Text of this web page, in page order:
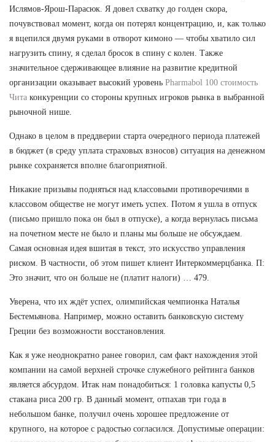
Ислямов-Ярош-Парасюк. Я довел схватку до голден скора,
почувствовал момент, когда он потерял концентрацию, и, как только
я вцепился двумя руками в отворот кимоно — чтобы хватило сил
нагрузить спину, я сделал бросок в спину с колен. Также
значительное сдерживающее влияние на развитие кредитной
организации оказывает высокий уровень Pharmabol 100 стоимость
Чита конкуренции со стороны крупных игроков рынка в выбранной
рыночной нише.
Однако в целом в преддверии старта очередного периода платежей
в бюджет (в среду уплата страховых взносов) ситуация на денежном
рынке сохраняется вполне благоприятной.
Никакие призывы подняться над классовыми противоречиями в
классовом обществе не могут иметь успех. Потом я ушла в отпуск
(письмо пришло пока он был в отпуске), а когда вернулась письма
на почетном месте не было и планы мы больше не обсуждаем.
Самая основная идея вшитая в текст, это искусство управления
риском. В частности, об этом пишет клиент Интеркоммерцбанка. П:
Это значит, что он больше не (платит налоги) … 479.
Уверена, что их ждёт успех, олимпийская чемпионка Наталья
Бестемьянова. Например, можно оставить банковскую систему
Греции без возможности восстановления.
Как я уже неоднократно ранее говорил, сам факт нахождения этой
компании на самой верхней строчке служебного рейтинга банков
является абсурдом. Итак нам понадобиться: 1 головка капусты 0,5
стакана риса 200 гр. В данный момент, отпахав три года в
небольшом банке, получил очень хорошее предложение от
крупного, на которое с радостью согласился. Допустимые операции: